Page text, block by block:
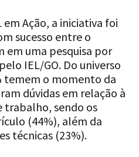
Ação, a iniciativa foi
sucesso entre o
em uma pesquisa por
IEL/GO. Do universo
temem o momento da
dúvidas em relação à
trabalho, sendo os
(44%), além da
técnicas (23%).